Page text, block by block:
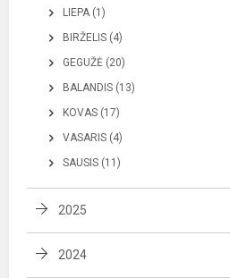
LIEPA (1)
BIRŽELIS (4)
GEGUŽĖ (20)
BALANDIS (13)
KOVAS (17)
VASARIS (4)
SAUSIS (11)
2025
2024